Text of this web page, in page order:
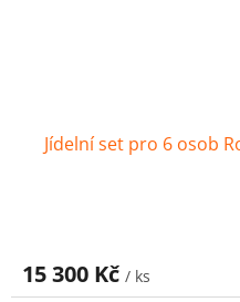
Jídelní set pro 6 osob
15 300 Kč / ks